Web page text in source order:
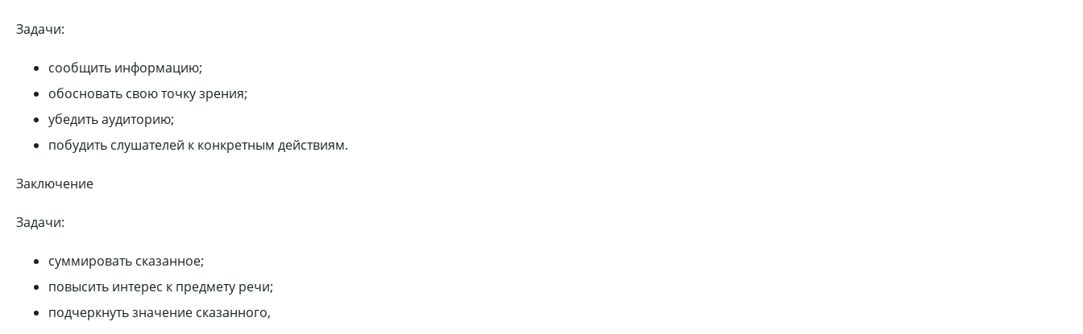
Задачи:
сообщить информацию;
обосновать свою точку зрения;
убедить аудиторию;
побудить слушателей к конкретным действиям.
Заключение
Задачи:
суммировать сказанное;
повысить интерес к предмету речи;
подчеркнуть значение сказанного,